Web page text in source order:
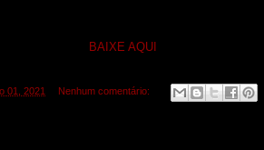
BAIXE AQUI
01, 2021 Nenhum comentário: